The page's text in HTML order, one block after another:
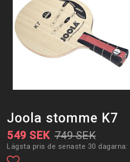
Joola stomme K7
749 SEK
549 SEK
Lägsta pris de senaste 30 dagarna